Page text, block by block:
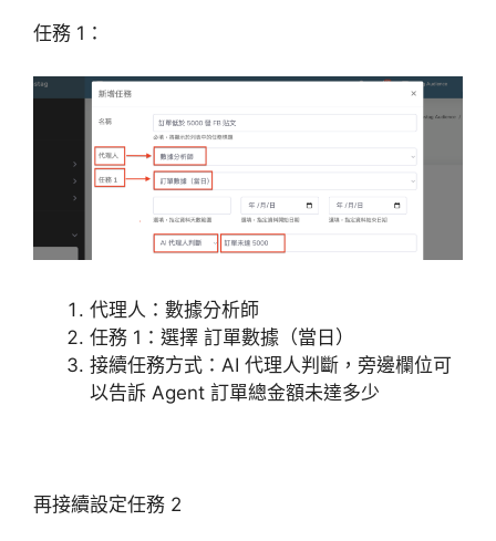
任務 1：
代理人：數據分析師
任務 1：選擇 訂單數據（當日）
接續任務方式：AI 代理人判斷，旁邊欄位可
以告訴 Agent 訂單總金額未達多少
再接續設定任務 2